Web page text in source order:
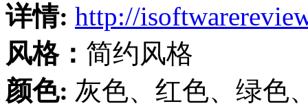
详情: http://
风格： 简约风格
颜色: 灰色、红色、绿色